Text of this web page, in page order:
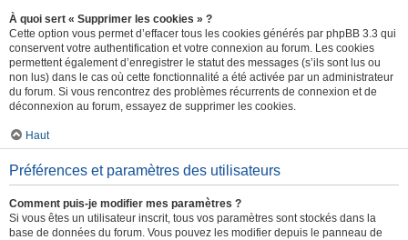
À quoi sert « Supprimer les cookies » ?
Cette option vous permet d’effacer tous les cookies générés par phpBB 3.3 qui
conservent votre authentification et votre connexion au forum. Les cookies
permettent également d’enregistrer le statut des messages (s’ils sont lus ou
non lus) dans le cas où cette fonctionnalité a été activée par un administrateur
du forum. Si vous rencontrez des problèmes récurrents de connexion et de
déconnexion au forum, essayez de supprimer les cookies.
Haut
Préférences et paramètres des utilisateurs
Comment puis-je modifier mes paramètres ?
Si vous êtes un utilisateur inscrit, tous vos paramètres sont stockés dans la
base de données du forum. Vous pouvez les modifier depuis le panneau de